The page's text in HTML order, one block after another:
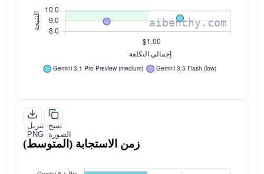
تنزيل
PNG
نسخ
الصورة
زمن الاستجابة (المتوسط)